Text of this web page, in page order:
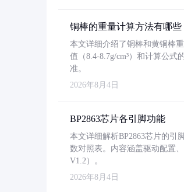
铜棒的重量计算方法有哪些
本文详细介绍了铜棒和黄铜棒
值（8.4-8.7g/cm³）和计算公
准。
2026年8月4日
BP2863芯片各引脚功能
本文详细解析BP2863芯片的引
数对照表。内容涵盖驱动配置
V1.2）。
2026年8月4日